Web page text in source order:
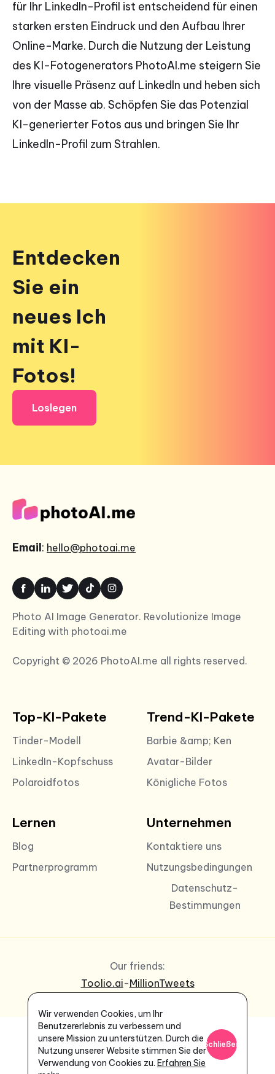
für Ihr LinkedIn-Profil ist entscheidend für einen
starken ersten Eindruck und den Aufbau Ihrer
Online-Marke. Durch die Nutzung der Leistung
des KI-Fotogenerators PhotoAI.me steigern Sie
Ihre visuelle Präsenz auf LinkedIn und heben sich
von der Masse ab. Schöpfen Sie das Potenzial
KI-generierter Fotos aus und bringen Sie Ihr
LinkedIn-Profil zum Strahlen.
Entdecken
Sie ein
neues Ich
mit KI-
Fotos!
Loslegen
Email: hello@photoai.me
Photo AI Image Generator. Revolutionize Image
Editing with photoai.me
Copyright © 2026 PhotoAI.me all rights reserved.
Top-KI-Pakete
Tinder-Modell
LinkedIn-Kopfschuss
Polaroidfotos
Trend-KI-Pakete
Barbie &amp; Ken
Avatar-Bilder
Königliche Fotos
Lernen
Blog
Partnerprogramm
Unternehmen
Kontaktiere uns
Nutzungsbedingungen
Datenschutz-
Bestimmungen
Our friends:
Toolio.ai-MillionTweets
Wir verwenden Cookies, um Ihr
Benutzererlebnis zu verbessern und
unsere Mission zu unterstützen. Durch die
Nutzung unserer Website stimmen Sie der
Verwendung von Cookies zu. Erfahren Sie
Schließen